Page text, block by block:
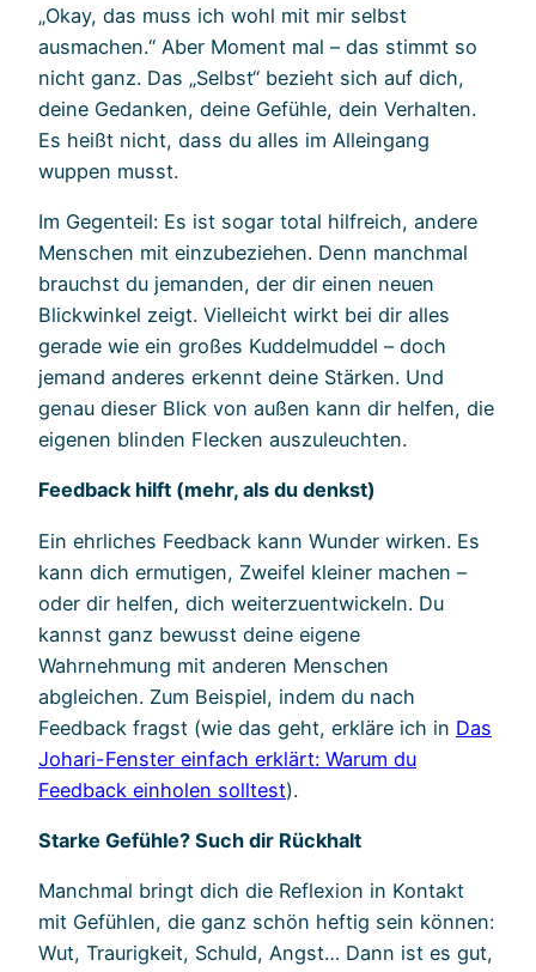
„Okay, das muss ich wohl mit mir selbst
ausmachen.“ Aber Moment mal – das stimmt so
nicht ganz. Das „Selbst“ bezieht sich auf dich,
deine Gedanken, deine Gefühle, dein Verhalten.
Es heißt nicht, dass du alles im Alleingang
wuppen musst.
Im Gegenteil: Es ist sogar total hilfreich, andere
Menschen mit einzubeziehen. Denn manchmal
brauchst du jemanden, der dir einen neuen
Blickwinkel zeigt. Vielleicht wirkt bei dir alles
gerade wie ein großes Kuddelmuddel – doch
jemand anderes erkennt deine Stärken. Und
genau dieser Blick von außen kann dir helfen, die
eigenen blinden Flecken auszuleuchten.
Feedback hilft (mehr, als du denkst)
Ein ehrliches Feedback kann Wunder wirken. Es
kann dich ermutigen, Zweifel kleiner machen –
oder dir helfen, dich weiterzuentwickeln. Du
kannst ganz bewusst deine eigene
Wahrnehmung mit anderen Menschen
abgleichen. Zum Beispiel, indem du nach
Feedback fragst (wie das geht, erkläre ich in Das
Johari-Fenster einfach erklärt: Warum du
Feedback einholen solltest).
Starke Gefühle? Such dir Rückhalt
Manchmal bringt dich die Reflexion in Kontakt
mit Gefühlen, die ganz schön heftig sein können:
Wut, Traurigkeit, Schuld, Angst… Dann ist es gut,